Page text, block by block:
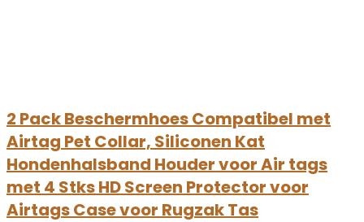
2 Pack Beschermhoes Compatibel met
Airtag Pet Collar, Siliconen Kat
Hondenhalsband Houder voor Air tags
met 4 Stks HD Screen Protector voor
Airtags Case voor Rugzak Tas